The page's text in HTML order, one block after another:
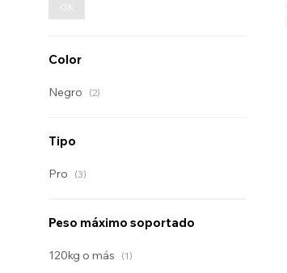
OK
Color
Negro (2)
Tipo
Pro (3)
Peso máximo soportado
120kg o más (1)